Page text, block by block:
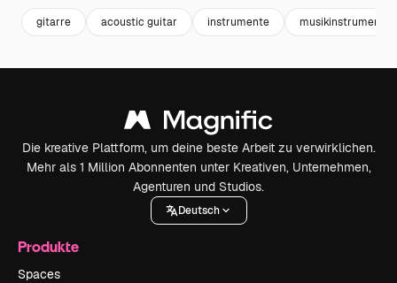
gitarre acoustic guitar instrumente musikinstrumente
Die kreative Plattform, um deine beste Arbeit zu verwirklichen.
Mehr als 1 Million Abonnenten unter Kreativen, Unternehmen,
Agenturen und Studios.
Deutsch
Produkte
Spaces